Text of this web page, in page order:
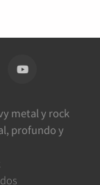
metal y rock
profundo y